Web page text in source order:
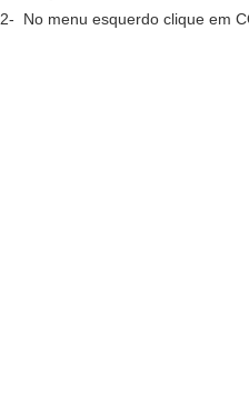
2- No menu esquerdo clique em